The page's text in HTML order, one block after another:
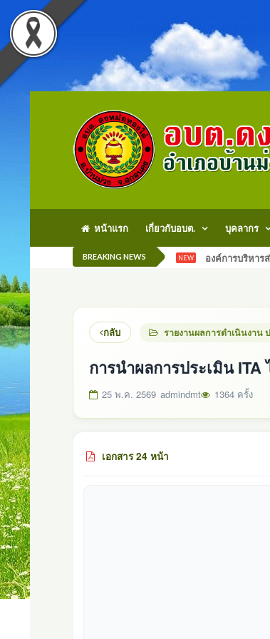
หน้าแรก เกี่ยวกับอบต. บุคลากร
BREAKING NEWS NEW องค์การบริหาร
กลับ รายงานผลการดำเนินงาน
การนำผลการประเมิน
25 พ.ค. 2569 admindmt 1364 ครั้ง
เอกสาร 24 หน้า